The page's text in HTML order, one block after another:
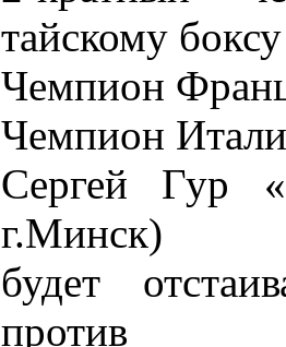
тайскому
Чемпион
Чемпион
Сергей Гур
г.Минск)
будет
против